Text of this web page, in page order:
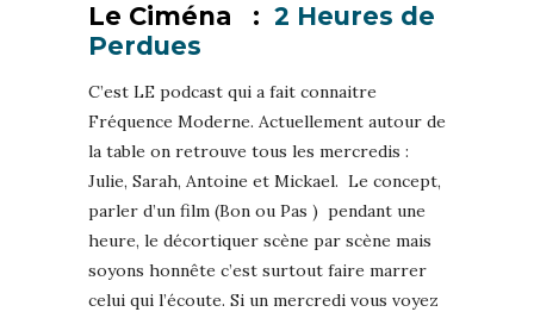
Le Ciména : 2 Heures de
Perdues
C’est LE podcast qui a fait connaitre
Fréquence Moderne. Actuellement autour de
la table on retrouve tous les mercredis :
Julie, Sarah, Antoine et Mickael. Le concept,
parler d’un film (Bon ou Pas ) pendant une
heure, le décortiquer scène par scène mais
soyons honnête c’est surtout faire marrer
celui qui l’écoute. Si un mercredi vous voyez